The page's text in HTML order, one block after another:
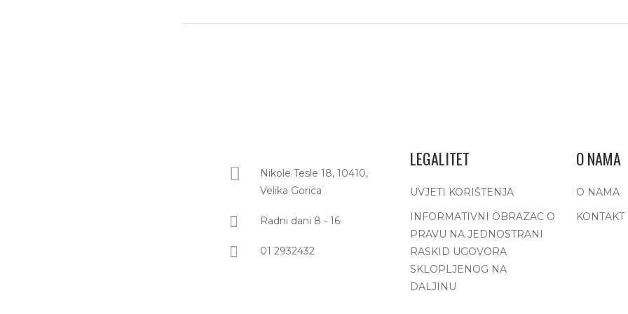
Nikole Tesle 18, 10410,
Velika Gorica
Radni dani 8 - 16
01 2932432
LEGALITET
UVJETI KORIŠTENJA
INFORMATIVNI OBRAZAC O
PRAVU NA JEDNOSTRANI
RASKID UGOVORA
SKLOPLJENOG NA
DALJINU
O NAMA
O NAMA
KONTAKT